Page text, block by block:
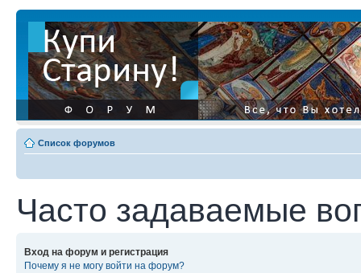
Список форумов
Часто задаваемые
Вход на форум и регистрация
Почему я не могу войти на форум?